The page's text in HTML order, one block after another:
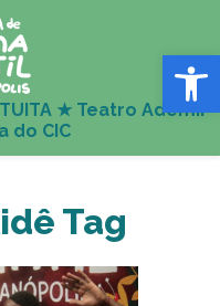
Abrir
Tag